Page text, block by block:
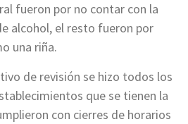
fueron por no contar con la
alcohol, el resto fueron por
una riña.
de revisión se hizo todos los
que se tienen la
con cierres de horarios